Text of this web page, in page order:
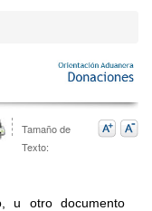
Tamaño de
Texto:
u otro documento